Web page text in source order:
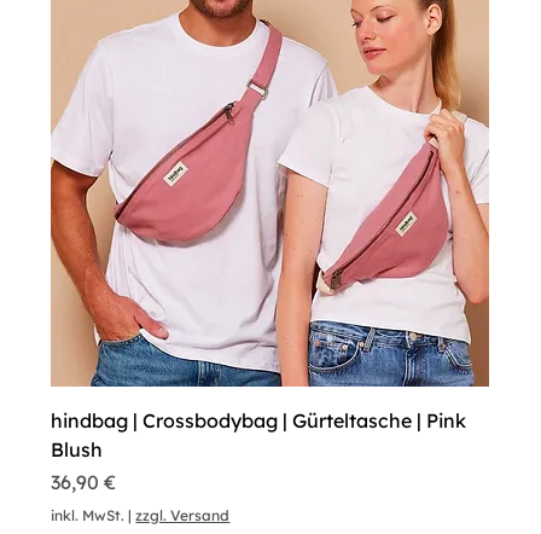
hindbag | Crossbodybag | Gürteltasche | Pink
Blush
Preis
36,90 €
inkl. MwSt. |zzgl. Versand